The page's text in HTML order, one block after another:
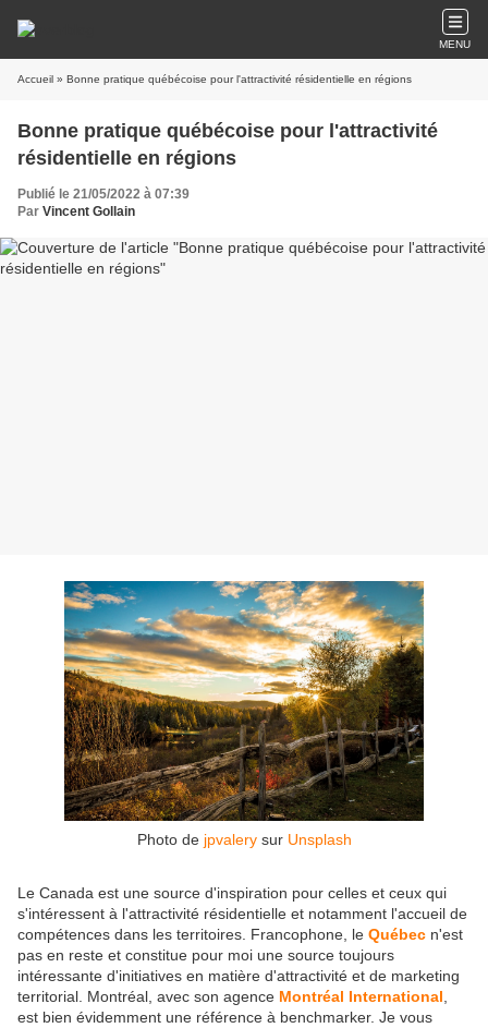
MENU
Accueil » Bonne pratique québécoise pour l'attractivité résidentielle en régions
Bonne pratique québécoise pour l'attractivité
résidentielle en régions
Publié le 21/05/2022 à 07:39
Par Vincent Gollain
Photo de jpvalerysur Unsplash
Le Canada est une source d'inspiration pour celles et ceux qui
s'intéressent à l'attractivité résidentielle et notamment l'accueil de
compétences dans les territoires. Francophone, le Québec n'est
pas en reste et constitue pour moi une source toujours
intéressante d'initiatives en matière d'attractivité et de marketing
territorial. Montréal, avec son agence Montréal International
est bien évidemment une référence à benchmarker. Je vous